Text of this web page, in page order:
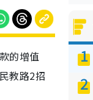
的增值
教路2招
1
2